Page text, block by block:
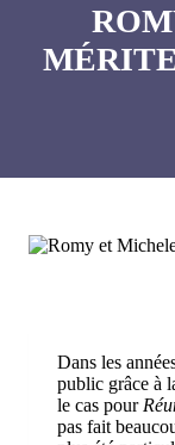
Dans les
public grâce à
le cas pour
pas fait